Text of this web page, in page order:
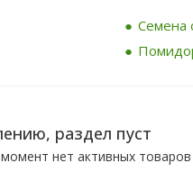
Семена
раздел пуст
нет активных товаров